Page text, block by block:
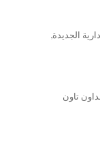
الجديدة
تاون